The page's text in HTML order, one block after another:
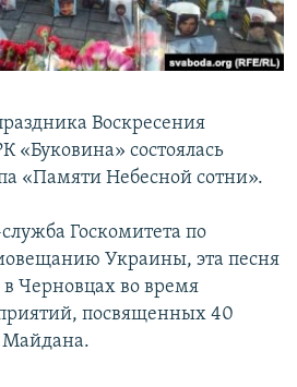
КРЫМА
Воскресения
«Буковина» состоялась
«Памяти Небесной сотни».
Госкомитета по
Украины, эта песня
Черновцах во время
посвященных 40
Майдана.